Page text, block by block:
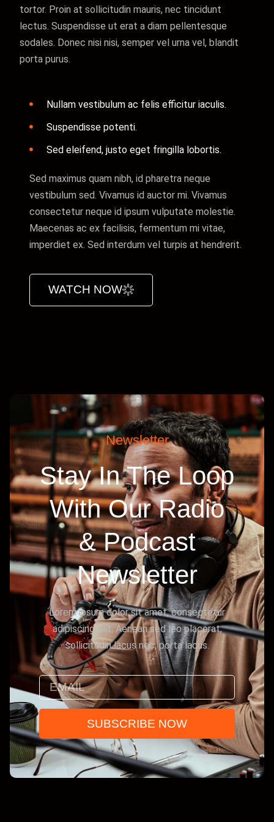
tortor. Proin at sollicitudin mauris, nec tincidunt
lectus. Suspendisse ut erat a diam pellentesque
sodales. Donec nisi nisi, semper vel urna vel, blandit
porta purus.
Nullam vestibulum ac felis efficitur iaculis.
Suspendisse potenti.
Sed eleifend, justo eget fringilla lobortis.
Sed maximus quam nibh, id pharetra neque
vestibulum sed. Vivamus id auctor mi. Vivamus
consectetur neque id ipsum vulputate molestie.
Maecenas ac ex facilisis, fermentum mi vitae,
imperdiet ex. Sed interdum vel turpis at hendrerit.
WATCH NOW
Newsletter
Stay In The Loop
With Our Radio
& Podcast
Newsletter
Lorem ipsum dolor sit amet, consectetur
adipiscing elit. Aenean sed leo placerat,
sollicitudin lacus nec, porta lacus.
SUBSCRIBE NOW